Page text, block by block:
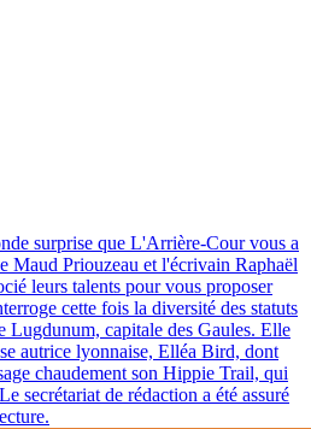
surprise que L'Arrière-Cour vous a
Maud Priouzeau et l'écrivain Raphaël
leurs talents pour vous proposer
cette fois la diversité des statuts
Lugdunum, capitale des Gaules. Elle
autrice lyonnaise, Elléa Bird, dont
chaudement son Hippie Trail, qui
secrétariat de rédaction a été assuré